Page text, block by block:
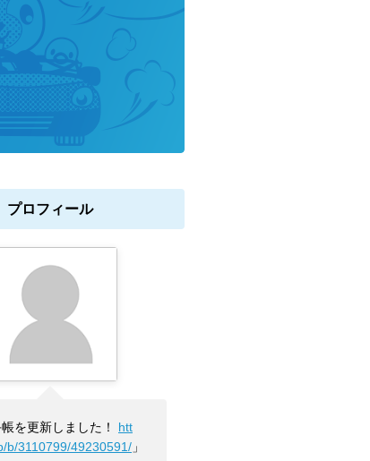
プロフィール
帳を更新しました！ htt
b/3110799/49230591/ 」